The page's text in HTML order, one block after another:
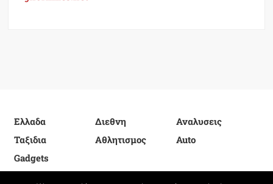
Ελλαδα Διεθνη
Αναλυσεις
Ταξιδια
Αθλητισμος
Auto
Gadgets